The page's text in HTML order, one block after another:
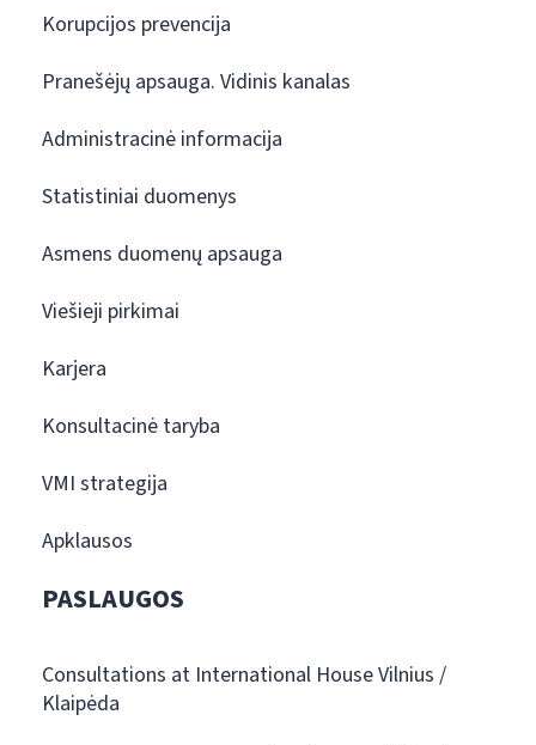
Korupcijos prevencija
Pranešėjų apsauga. Vidinis kanalas
Administracinė informacija
Statistiniai duomenys
Asmens duomenų apsauga
Viešieji pirkimai
Karjera
Konsultacinė taryba
VMI strategija
Apklausos
PASLAUGOS
Consultations at International House Vilnius /
Klaipėda